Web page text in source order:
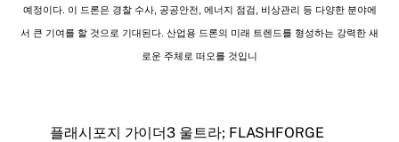
예정이다. 이 드론은 경찰 수사, 공공안전, 에너지 점검, 비상관리 등 다양한 분야에
서 큰 기여를 할 것으로 기대된다. 산업용 드론의 미래 트렌드를 형성하는 강력한 새
로운 주체로 떠오를 것입니
플래시포지 가이더3 울트라; FLASHFORGE